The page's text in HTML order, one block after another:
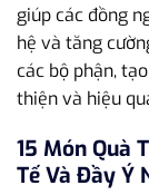
giúp các đồng
hệ và tăng
các bộ phận,
thiện và hiệu
15 Món Quà
Tế Và Đầy Ý